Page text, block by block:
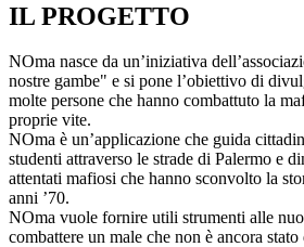
IL PROGETTO
NOma nasce da un’iniziativa
nostre gambe" e si pone l’obiettivo di
molte persone che hanno combattuto la
proprie vite.
NOma è un’applicazione che guida
studenti attraverso le strade di Palermo e
attentati mafiosi che hanno sconvolto la
anni ’70.
NOma vuole fornire utili strumenti alle
combattere un male che non è ancora